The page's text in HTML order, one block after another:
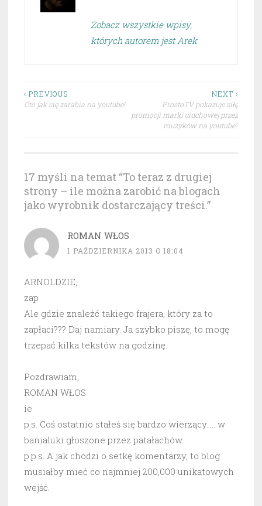
Zobacz wszystkie wpisy,
których autorem jest Arek
Nawigacja
‹ PREVIOUS
Oto jak się zarabia na youtube!
NEXT ›
ProstoTV pokazuje siłę
promocji marki ciuchowej przez
muzyków na youtube?
17 myśli na temat “To teraz z drugiej
strony – ile można zarobić na blogach
jako wyrobnik dostarczający treści.”
ROMAN WŁOS
1 PAŹDZIERNIKA 2013 O 18:04
ARNOLDZIE,
zap
Ale gdzie znaleźć takiego frajera, który za to
zapłaci??? Daj namiary. Ja szybko piszę, to mogę
trzepać kilka tekstów na godzinę.
Pozdrawiam,
ROMAN WŁOS
ie
p.s. Coś ostatnio stałeś się bardzo wierzący….. w
banialuki głoszone przez patałachów.
p.p.s. A jak chodzi o setkę komentarzy, to blog
musiałby mieć co najmniej 200,000 unikatowych
wejść.